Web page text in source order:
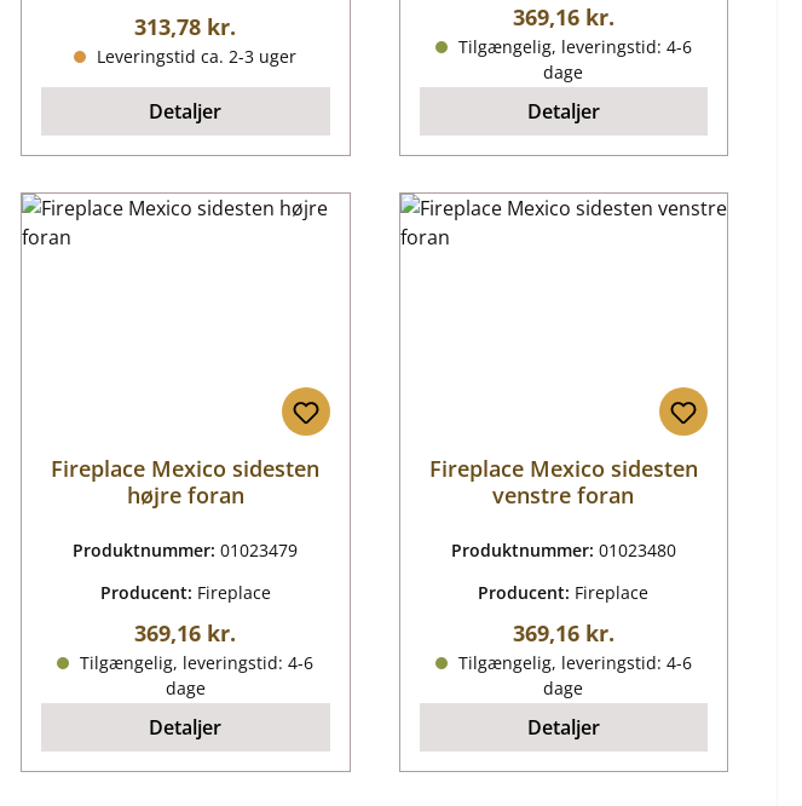
Almindelig pris:
313,78 kr.
Leveringstid ca. 2-3 uger
Detaljer
Almindelig pris:
369,16 kr.
Tilgængelig, leveringstid: 4-6
dage
Detaljer
Fireplace Mexico sidesten
højre foran
Produktnummer:01023479
Producent: Fireplace
Almindelig pris:
369,16 kr.
Tilgængelig, leveringstid: 4-6
dage
Detaljer
Fireplace Mexico sidesten
venstre foran
Produktnummer: 01023480
Producent: Fireplace
Almindelig pris:
369,16 kr.
Tilgængelig, leveringstid: 4-6
dage
Detaljer